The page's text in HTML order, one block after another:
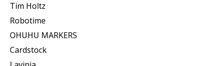
Tim Holtz
Robotime
OHUHU MARKERS
Cardstock